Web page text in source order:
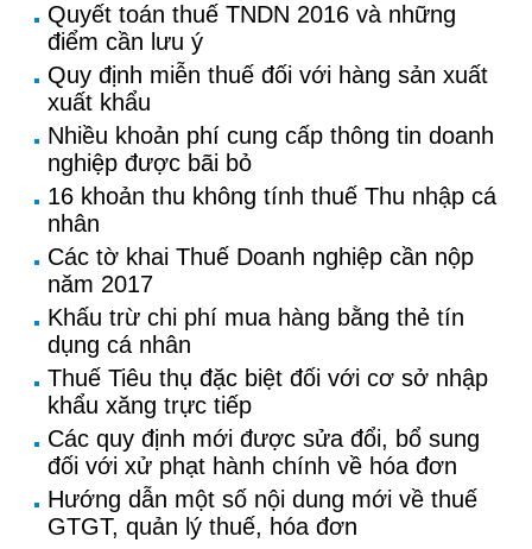
Quyết toán thuế TNDN 2016 và những
điểm cần lưu ý
Quy định miễn thuế đối với hàng sản xuất
xuất khẩu
Nhiều khoản phí cung cấp thông tin doanh
nghiệp được bãi bỏ
16 khoản thu không tính thuế Thu nhập cá
nhân
Các tờ khai Thuế Doanh nghiệp cần nộp
năm 2017
Khấu trừ chi phí mua hàng bằng thẻ tín
dụng cá nhân
Thuế Tiêu thụ đặc biệt đối với cơ sở nhập
khẩu xăng trực tiếp
Các quy định mới được sửa đổi, bổ sung
đối với xử phạt hành chính về hóa đơn
Hướng dẫn một số nội dung mới về thuế
GTGT, quản lý thuế, hóa đơn